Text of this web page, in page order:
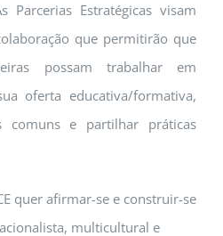
Parcerias Estratégicas visam
que permitirão que
possam trabalhar em
oferta educativa/formativa,
comuns e partilhar práticas
quer afirmar-se e construir-se
multicultural e